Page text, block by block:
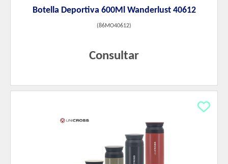
Botella Deportiva 600Ml Wanderlust 40612
(86MO40612)
Consultar